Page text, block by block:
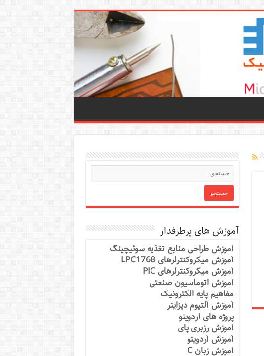
آموزش های پرطرفدار
آموزش طراحی منابع تغذیه سوئیچینگ
آموزش میکروکنترلرهای LPC1768
آموزش میکروکنترلرهای PIC
آموزش اتوماسیون صنعتی
مفاهیم پایه الکترونیک
آموزش آلتیوم دیزاینر
پروژه های آردوینو
آموزش رزبری پای
آموزش آردوینو
آموزش زبان C